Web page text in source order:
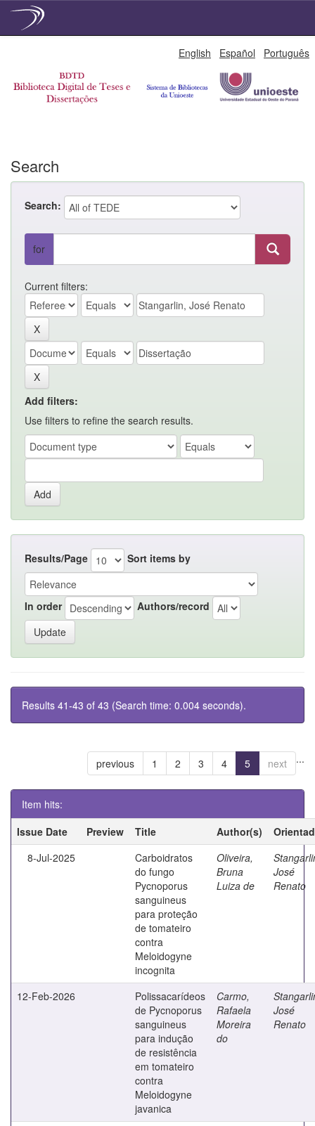
English Español Português
Search
Search:
for
Current filters:
Add filters:
Use filters to refine the search results.
Results/Page Sort items by
In order Authors/record
Results 41-43 of 43 (Search time: 0.004 seconds).
previous 1 ...
2 3 4 5 next
Item hits:
Issue Date
Preview Title Author(s)
8-Jul-2025
Carboidratos
do fungo
Pycnoporus
sanguineus
para proteção
de tomateiro
contra
Meloidogyne
incognita
Oliveira,
Bruna
Luiza de
José
Renato
12-Feb-2026
Polissacarídeos
de Pycnoporus
sanguineus
para indução
de resistência
em tomateiro
contra
Meloidogyne
javanica
Carmo,
Rafaela
Moreira
do
José
Renato